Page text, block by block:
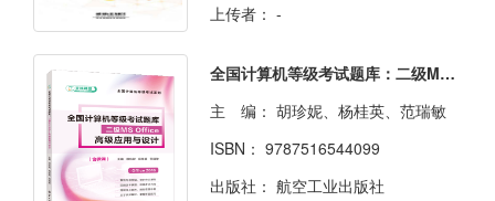
上传者： -
全国计算机等级考试题库：二级MS Office高级应用与设计[Office 2016]（含微课）
主 编： 胡珍妮、杨桂英、范瑞敏
ISBN： 9787516544099
出版社： 航空工业出版社